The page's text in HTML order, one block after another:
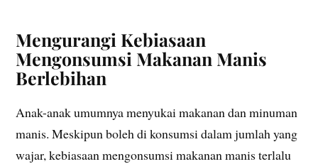
Mengurangi Kebiasaan
Mengonsumsi Makanan Manis
Berlebihan
Anak-anak umumnya menyukai makanan dan minuman
manis. Meskipun boleh di konsumsi dalam jumlah yang
wajar, kebiasaan mengonsumsi makanan manis terlalu